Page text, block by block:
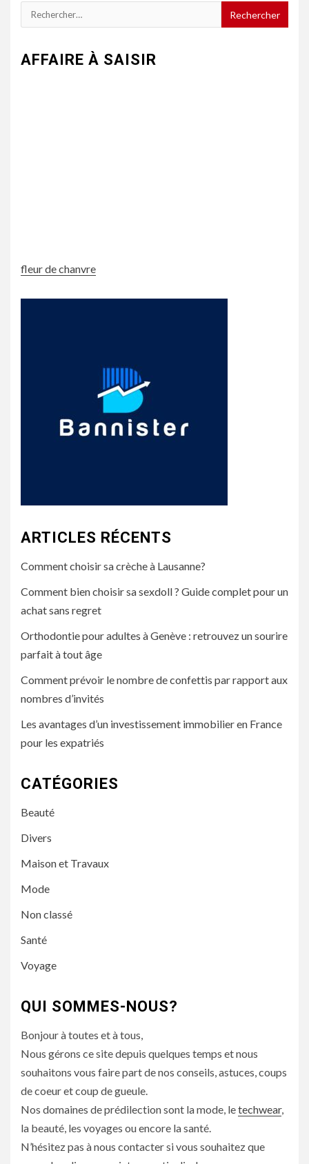
Rechercher :
AFFAIRE À SAISIR
fleur de chanvre
ARTICLES RÉCENTS
Comment choisir sa crèche à Lausanne?
Comment bien choisir sa sexdoll ? Guide complet pour un
achat sans regret
Orthodontie pour adultes à Genève : retrouvez un sourire
parfait à tout âge
Comment prévoir le nombre de confettis par rapport aux
nombres d’invités
Les avantages d’un investissement immobilier en France
pour les expatriés
CATÉGORIES
Beauté
Divers
Maison et Travaux
Mode
Non classé
Santé
Voyage
QUI SOMMES-NOUS?
Bonjour à toutes et à tous,
Nous gérons ce site depuis quelques temps et nous
souhaitons vous faire part de nos conseils, astuces, coups
de coeur et coup de gueule.
Nos domaines de prédilection sont la mode, letechwear,
la beauté, les voyages ou encore la santé.
N’hésitez pas à nous contacter si vous souhaitez que